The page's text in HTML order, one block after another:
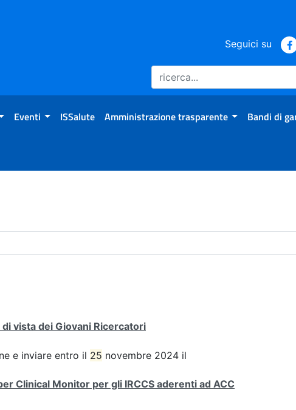
Seguici su
Eventi ISSalute Amministrazione trasparente Bandi di
vista dei Giovani Ricercatori
e inviare entro il 25 novembre 2024 il
Clinical Monitor per gli IRCCS aderenti ad ACC